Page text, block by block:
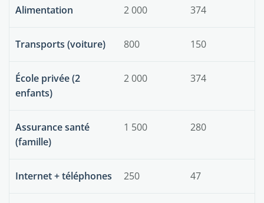
Alimentation 2 000 374
Transports (voiture) 800 150
École privée (2
enfants)
2 000 374
Assurance santé
(famille)
1 500 280
Internet + téléphones 250 47